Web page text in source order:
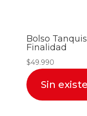
Bolso
Finalidad
$49.990
Sin